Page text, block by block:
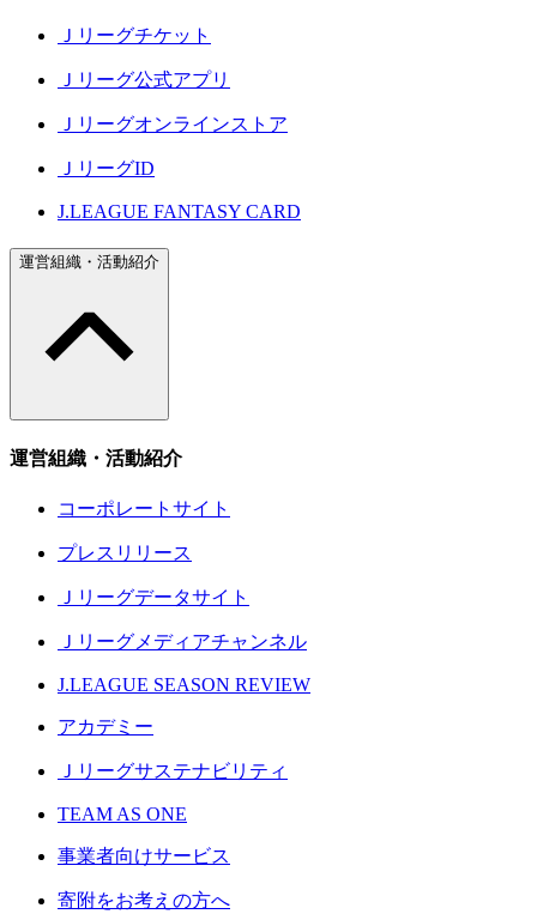
Ｊリーグチケット
Ｊリーグ公式アプリ
Ｊリーグオンラインストア
ＪリーグID
J.LEAGUE FANTASY CARD
運営組織・活動紹介
運営組織・活動紹介
コーポレートサイト
プレスリリース
Ｊリーグデータサイト
Ｊリーグメディアチャンネル
J.LEAGUE SEASON REVIEW
アカデミー
Ｊリーグサステナビリティ
TEAM AS ONE
事業者向けサービス
寄附をお考えの方へ